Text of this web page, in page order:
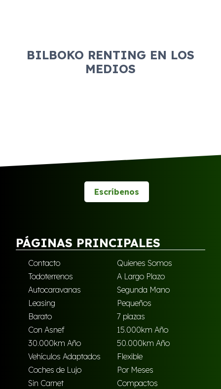
BILBOKO RENTING EN LOS
MEDIOS
Escríbenos
PÁGINAS PRINCIPALES
Contacto
Quienes Somos
Todoterrenos
A Largo Plazo
Autocaravanas
Segunda Mano
Leasing
Pequeños
Barato
7 plazas
Con Asnef
15.000km Año
30.000km Año
50.000km Año
Vehículos Adaptados
Flexible
Coches de Lujo
Por Meses
Sin Carnet
Compactos